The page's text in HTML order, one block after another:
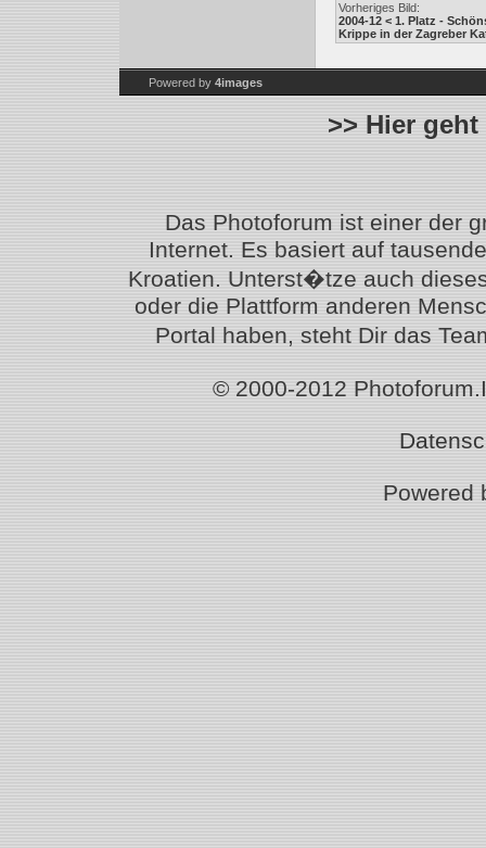
Vorheriges Bild:
2004-12 < 1. Platz -
Krippe in der Zagreber
Powered by 4images
>> Hier
Das Photoforum ist einer der
Internet. Es basiert auf
Kroatien. Unterst�tze auch
oder die Plattform anderen
Portal haben, steht Dir das
© 2000-2012
Powered